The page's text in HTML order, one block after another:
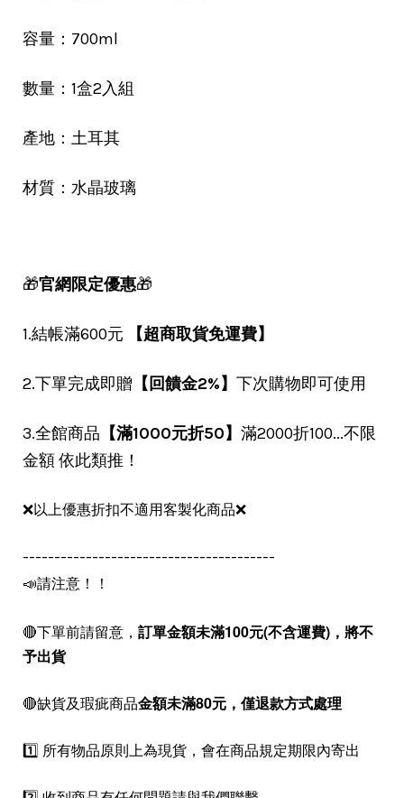
容量：700ml
數量：1盒2入組
產地：土耳其
材質：水晶玻璃
🎁官網限定優惠🎁
1.結帳滿600元 【超商取貨免運費】
2.下單完成即贈 【回饋金2%】 下次購物即可使用
3.全館商品 【滿1000元折50】 滿2000折100...不限
金額 依此類推！
❌以上優惠折扣不適用客製化商品❌
----------------------------------------
📣請注意！！
🔴下單前請留意， 訂單金額未滿100元(不含運費)， 將不
予出貨
🔴缺貨及瑕疵商品金額未滿80元，僅退款方式處理
1️⃣ 所有物品原則上為現貨，會在商品規定期限內寄出